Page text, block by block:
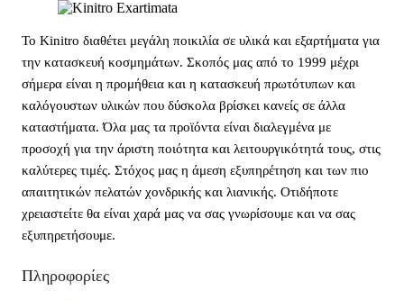
Το Kinitro διαθέτει μεγάλη ποικιλία σε υλικά και εξαρτήματα για
την κατασκευή κοσμημάτων. Σκοπός μας από το 1999 μέχρι
σήμερα είναι η προμήθεια και η κατασκευή πρωτότυπων και
καλόγουστων υλικών που δύσκολα βρίσκει κανείς σε άλλα
καταστήματα. Όλα μας τα προϊόντα είναι διαλεγμένα με
προσοχή για την άριστη ποιότητα και λειτουργικότητά τους, στις
καλύτερες τιμές. Στόχος μας η άμεση εξυπηρέτηση και των πιο
απαιτητικών πελατών χονδρικής και λιανικής. Οτιδήποτε
χρειαστείτε θα είναι χαρά μας να σας γνωρίσουμε και να σας
εξυπηρετήσουμε.
Πληροφορίες